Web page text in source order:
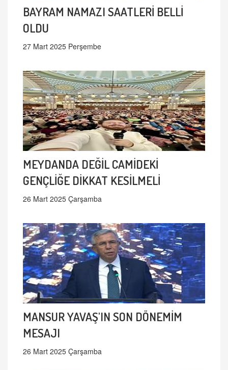
BAYRAM NAMAZI SAATLERİ BELLİ
OLDU
27 Mart 2025 Perşembe
MEYDANDA DEĞİL CAMİDEKİ
GENÇLİĞE DİKKAT KESİLMELİ
26 Mart 2025 Çarşamba
MANSUR YAVAŞ'IN SON DÖNEMİM
MESAJI
26 Mart 2025 Çarşamba